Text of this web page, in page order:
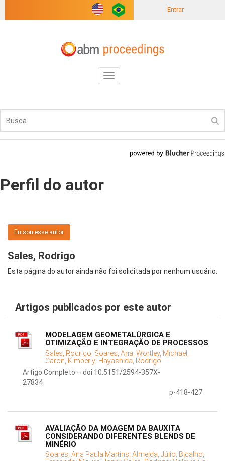
Entrar
Toggle
navigation
Perfil do autor
Eu sou esse autor
Sales, Rodrigo
Esta página do autor ainda não foi solicitada por nenhum usuário.
Artigos publicados por este autor
MODELAGEM GEOMETALÚRGICA E
OTIMIZAÇÃO E INTEGRAÇÃO DE PROCESSOS
Sales, Rodrigo; Soares, Ana; Wortley, Michael;
Caron, Kimberly; Hayashida, Rodrigo
Artigo Completo – doi 10.5151/2594-357X-
27834
p-418-427
AVALIAÇÃO DA MOAGEM DA BAUXITA
CONSIDERANDO DIFERENTES BLENDS DE
MINÉRIO
Soares, Ana Paula Martins; Almeida, Júlio; Bicalho,